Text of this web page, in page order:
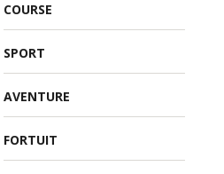
COURSE
SPORT
AVENTURE
FORTUIT